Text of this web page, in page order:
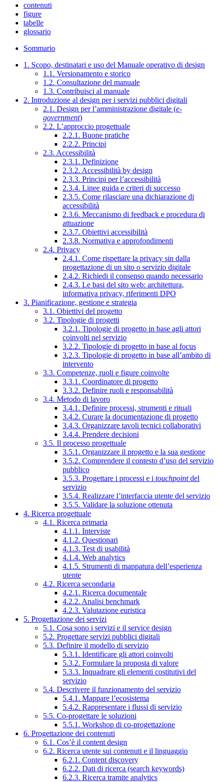
contenuti
figure
tabelle
glossario
Sommario
1. Scopo, destinatari e uso del Manuale operativo di design
1.1. Versionamento e storico
1.2. Consultazione del manuale
1.3. Contribuisci al manuale
2. Introduzione al design per i servizi pubblici digitali
2.1. Design per l’amministrazione digitale (e-
government)
2.2. L’approccio progettuale
2.2.1. Buone pratiche
2.2.2. Principi
2.3. Accessibilità
2.3.1. Definizione
2.3.2. Accessibilità by design
2.3.3. Principi per l’accessibilità
2.3.4. Linee guida e criteri di successo
2.3.5. Come rilasciare una dichiarazione di
accessibilità
2.3.6. Meccanismo di feedback e procedura di
attuazione
2.3.7. Obiettivi accessibilità
2.3.8. Normativa e approfondimenti
2.4. Privacy
2.4.1. Come rispettare la privacy sin dalla
progettazione di un sito o servizio digitale
2.4.2. Richiedi il consenso quando necessario
2.4.3. Le basi del sito web: architettura,
informativa privacy, riferimenti DPO
3. Pianificazione, gestione e strategia
3.1. Obiettivi del progetto
3.2. Tipologie di progetti
3.2.1. Tipologie di progetto in base agli attori
coinvolti nel servizio
3.2.2. Tipologie di progetto in base al focus
3.2.3. Tipologie di progetto in base all’ambito di
intervento
3.3. Competenze, ruoli e figure coinvolte
3.3.1. Coordinatore di progetto
3.3.2. Definire ruoli e responsabilità
3.4. Metodo di lavoro
3.4.1. Definire processi, strumenti e rituali
3.4.2. Curare la documentazione di progetto
3.4.3. Organizzare tavoli tecnici collaborativi
3.4.4. Prendere decisioni
3.5. Il processo progettuale
3.5.1. Organizzare il progetto e la sua gestione
3.5.2. Comprendere il contesto d’uso del servizio
pubblico
3.5.3. Progettare i processi e i touchpointdel
servizio
3.5.4. Realizzare l’interfaccia utente del servizio
3.5.5. Validare la soluzione ottenuta
4. Ricerca progettuale
4.1. Ricerca primaria
4.1.1. Interviste
4.1.2. Questionari
4.1.3. Test di usabilità
4.1.4. Web analytics
4.1.5. Strumenti di mappatura dell’esperienza
utente
4.2. Ricerca secondaria
4.2.1. Ricerca documentale
4.2.2. Analisi benchmark
4.2.3. Valutazione euristica
5. Progettazione dei servizi
5.1. Cosa sono i servizi e il service design
5.2. Progettare servizi pubblici digitali
5.3. Definire il modello di servizio
5.3.1. Identificare gli attori coinvolti
5.3.2. Formulare la proposta di valore
5.3.3. Inquadrare gli elementi costitutivi del
servizio
5.4. Descrivere il funzionamento del servizio
5.4.1. Mappare l’ecosistema
5.4.2. Rappresentare i flussi di servizio
5.5. Co-progettare le soluzioni
5.5.1. Workshop di co-progettazione
6. Progettazione dei contenuti
6.1. Cos’è il content design
6.2. Ricerca utente sui contenuti e il linguaggio
6.2.1. Content discovery
6.2.2. Dati di ricerca (search keywords)
6.2.3. Ricerca tramite analytics